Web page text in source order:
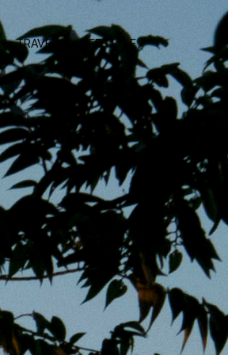
TRAVEL LIFESTYLE